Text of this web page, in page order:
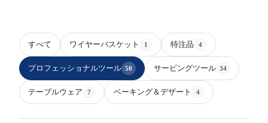
すべて ワイヤーバスケット 1 特注品 4
プロフェッショナルツール 50 サービングツール 34
テーブルウェア 7 ベーキング＆デザート 4